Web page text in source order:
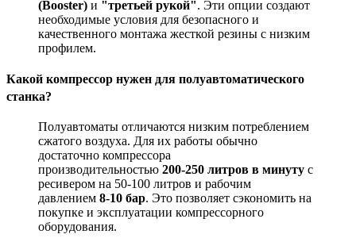
(Booster) и "третьей рукой". Эти опции создают
необходимые условия для безопасного и
качественного монтажа жесткой резины с низким
профилем.
Какой компрессор нужен для полуавтоматического
станка?
Полуавтоматы отличаются низким потреблением
сжатого воздуха. Для их работы обычно
достаточно компрессора
производительностью 200-250 литров в минуту с
ресивером на 50-100 литров и рабочим
давлением 8-10 бар. Это позволяет сэкономить на
покупке и эксплуатации компрессорного
оборудования.